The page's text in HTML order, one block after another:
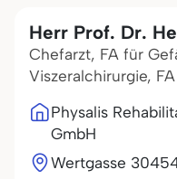
Herr Prof. Dr.
Chefarzt, FA für
Viszeralchirurgie,
Physalis
GmbH
Wertgasse 30